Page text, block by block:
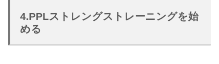
4.PPLストレングストレーニングを始
める